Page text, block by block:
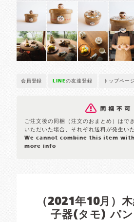
会員登録 LINEの友達登録 トップペー
ご注文後の同梱（注文のおまとめ）はで
いただいた場合、それぞれ送料が発生い
We cannot combine this item
more info
（2021年10月）
子器(タモ) パ